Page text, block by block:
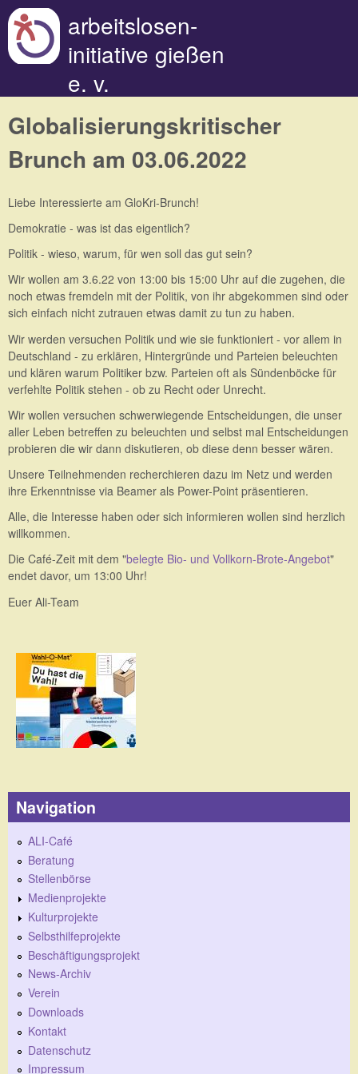
arbeitslosen-
initiative gießen
e. v.
Globalisierungskritischer
Brunch am 03.06.2022
Liebe Interessierte am GloKri-Brunch!
Demokratie - was ist das eigentlich?
Politik - wieso, warum, für wen soll das gut sein?
Wir wollen am 3.6.22 von 13:00 bis 15:00 Uhr auf die zugehen, die
noch etwas fremdeln mit der Politik, von ihr abgekommen sind oder
sich einfach nicht zutrauen etwas damit zu tun zu haben.
Wir werden versuchen Politik und wie sie funktioniert - vor allem in
Deutschland - zu erklären, Hintergründe und Parteien beleuchten
und klären warum Politiker bzw. Parteien oft als Sündenböcke für
verfehlte Politik stehen - ob zu Recht oder Unrecht.
Wir wollen versuchen schwerwiegende Entscheidungen, die unser
aller Leben betreffen zu beleuchten und selbst mal Entscheidungen
probieren die wir dann diskutieren, ob diese denn besser wären.
Unsere Teilnehmenden recherchieren dazu im Netz und werden
ihre Erkenntnisse via Beamer als Power-Point präsentieren.
Alle, die Interesse haben oder sich informieren wollen sind herzlich
willkommen.
Die Café-Zeit mit dem "belegte Bio- und Vollkorn-Brote-Angebot"
endet davor, um 13:00 Uhr!
Euer Ali-Team
Navigation
ALI-Café
Beratung
Stellenbörse
Medienprojekte
Kulturprojekte
Selbsthilfeprojekte
Beschäftigungsprojekt
News-Archiv
Verein
Downloads
Kontakt
Datenschutz
Impressum